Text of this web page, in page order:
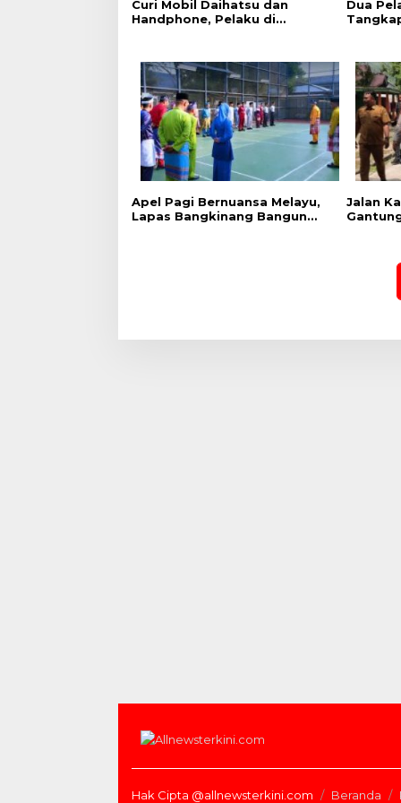
Curi Mobil Daihatsu dan
Handphone, Pelaku di
Dua
Apel Pagi Bernuansa Melayu,
Lapas Bangkinang Bangun
Jalan
Hak Cipta @allnewsterkini.com Beranda